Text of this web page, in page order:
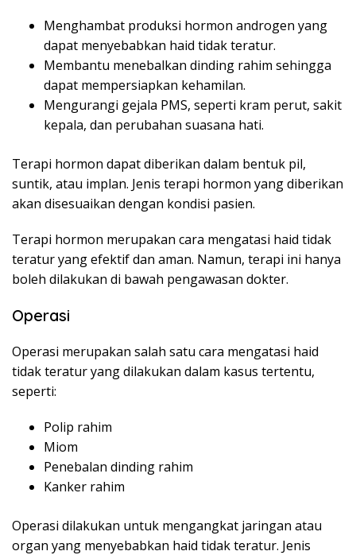
Menghambat produksi hormon androgen yang
dapat menyebabkan haid tidak teratur.
Membantu menebalkan dinding rahim sehingga
dapat mempersiapkan kehamilan.
Mengurangi gejala PMS, seperti kram perut, sakit
kepala, dan perubahan suasana hati.
Terapi hormon dapat diberikan dalam bentuk pil,
suntik, atau implan. Jenis terapi hormon yang diberikan
akan disesuaikan dengan kondisi pasien.
Terapi hormon merupakan cara mengatasi haid tidak
teratur yang efektif dan aman. Namun, terapi ini hanya
boleh dilakukan di bawah pengawasan dokter.
Operasi
Operasi merupakan salah satu cara mengatasi haid
tidak teratur yang dilakukan dalam kasus tertentu,
seperti:
Polip rahim
Miom
Penebalan dinding rahim
Kanker rahim
Operasi dilakukan untuk mengangkat jaringan atau
organ yang menyebabkan haid tidak teratur. Jenis